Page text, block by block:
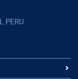
PERU